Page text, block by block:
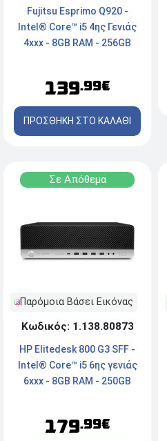
Fujitsu Esprimo Q920 -
Intel® Core™ i5 4ης Γενιάς
4xxx - 8GB RAM - 256GB
139.99€
ΠΡΟΣΘΗΚΗ ΣΤΟ ΚΑΛΑΘΙ
Σε Απόθεμα
Παρόμοια Βάσει Εικόνας
Κωδικός: 1.138.80873
HP Elitedesk 800 G3 SFF -
Intel® Core™ i5 6ης γενιάς
6xxx - 8GB RAM - 250GB
179.99€